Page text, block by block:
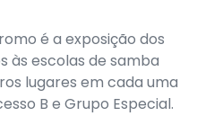
é a exposição dos
às escolas de samba
lugares em cada uma
B e Grupo Especial.